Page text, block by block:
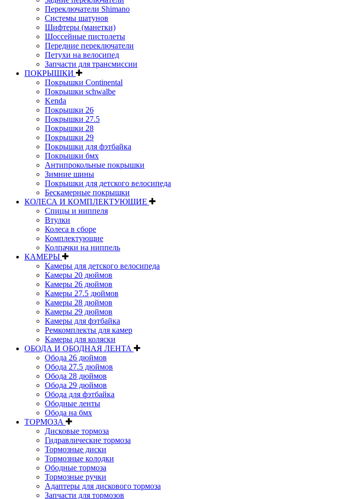
Переключатели Shimano
Системы шатунов
Шифтеры (манетки)
Шоссейные пистолеты
Передние переключатели
Петухи на велосипед
Запчасти для трансмиссии
ПОКРЫШКИ
Покрышки Continental
Покрышки schwalbe
Kenda
Покрышки 26
Покрышки 27.5
Покрышки 28
Покрышки 29
Покрышки для фэтбайка
Покрышки бмх
Антипрокольные покрышки
Зимние шины
Покрышки для детского велосипеда
Бескамерные покрышки
КОЛЕСА И КОМПЛЕКТУЮЩИЕ
Спицы и ниппеля
Втулки
Колеса в сборе
Комплектующие
Колпачки на ниппель
КАМЕРЫ
Камеры для детского велосипеда
Камеры 20 дюймов
Камеры 26 дюймов
Камеры 27.5 дюймов
Камеры 28 дюймов
Камеры 29 дюймов
Камеры для фэтбайка
Ремкомплекты для камер
Камеры для коляски
ОБОДА И ОБОДНАЯ ЛЕНТА
Обода 26 дюймов
Обода 27.5 дюймов
Обода 28 дюймов
Обода 29 дюймов
Обода для фэтбайка
Ободные ленты
Обода на бмх
ТОРМОЗА
Дисковые тормоза
Гидравлические тормоза
Тормозные диски
Тормозные колодки
Ободные тормоза
Тормозные ручки
Адаптеры для дискового тормоза
Запчасти для тормозов